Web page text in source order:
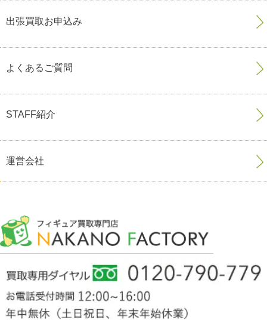
出張買取お申込み
よくあるご質問
STAFF紹介
運営会社